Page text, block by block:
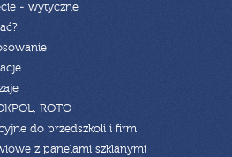
- wytyczne
ROTO
do przedszkoli i firm
z panelami szklanymi